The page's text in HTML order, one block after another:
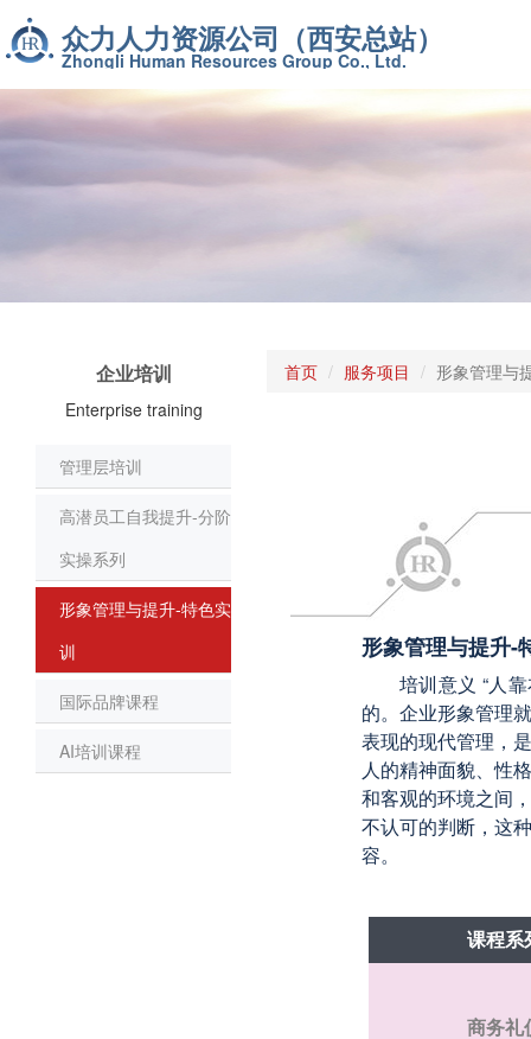
众力人力资源公司（西安总站）
Zhongli Human Resources Group Co., Ltd.
企业培训
Enterprise training
管理层培训
高潜员工自我提升-分阶
实操系列
形象管理与提升-特色实
训
国际品牌课程
AI培训课程
首页 服务项目 形象管理与
形象管理与提升-
培训意义 “人
的。企业形象管理
表现的现代管理，
人的精神面貌、性
和客观的环境之间
不认可的判断，这
容。
课程系
商务礼